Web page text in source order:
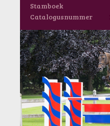
Stamboek
Catalogusnummer